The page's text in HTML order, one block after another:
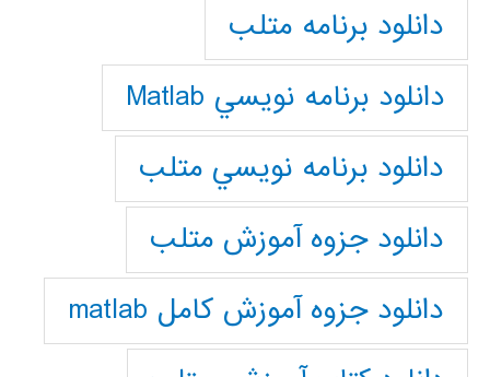
دانلود برنامه متلب
دانلود برنامه نويسي Matlab
دانلود برنامه نويسي متلب
دانلود جزوه آموزش متلب
دانلود جزوه آموزش کامل matlab